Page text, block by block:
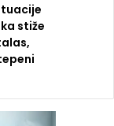
stiže